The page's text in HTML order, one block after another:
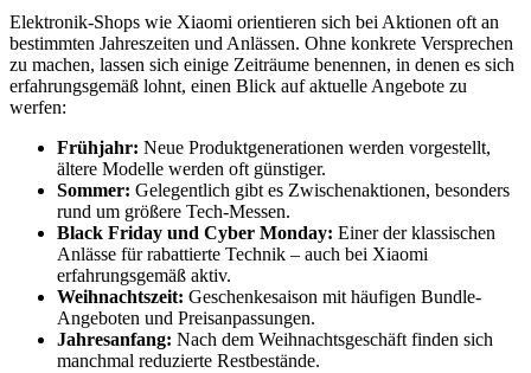
Elektronik-Shops wie Xiaomi orientieren sich bei Aktionen oft an
bestimmten Jahreszeiten und Anlässen. Ohne konkrete Versprechen
zu machen, lassen sich einige Zeiträume benennen, in denen es sich
erfahrungsgemäß lohnt, einen Blick auf aktuelle Angebote zu
werfen:
Frühjahr: Neue Produktgenerationen werden vorgestellt,
ältere Modelle werden oft günstiger.
Sommer: Gelegentlich gibt es Zwischenaktionen, besonders
rund um größere Tech-Messen.
Black Friday und Cyber Monday: Einer der klassischen
Anlässe für rabattierte Technik – auch bei Xiaomi
erfahrungsgemäß aktiv.
Weihnachtszeit: Geschenkesaison mit häufigen Bundle-
Angeboten und Preisanpassungen.
Jahresanfang: Nach dem Weihnachtsgeschäft finden sich
manchmal reduzierte Restbestände.